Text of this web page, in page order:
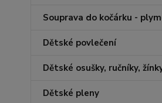
Souprava do kočárku -
Dětské povlečení
Dětské osušky, ručníky,
Dětské pleny